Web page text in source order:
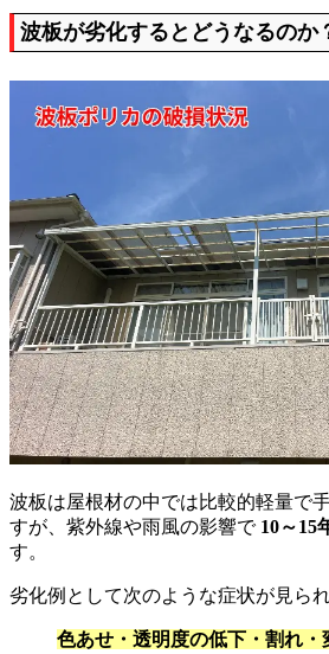
波板が劣化するとどうなるのか
波板は屋根材の中では比較的軽量で
すが、紫外線や雨風の影響で 10～15
す。
劣化例として次のような症状が見られ
色あせ・透明度の低下・割れ